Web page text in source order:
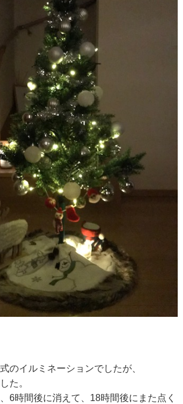
のイルミネーションでしたが、
た。
6時間後に消えて、18時間後にまた点く